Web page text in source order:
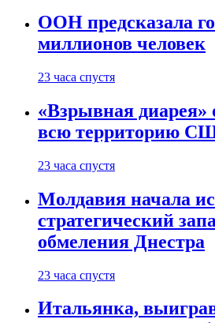
ООН предсказала
миллионов человек
23 часа спустя
«Взрывная диарея»
всю территорию
23 часа спустя
Молдавия начала
стратегический
обмеления Днестра
23 часа спустя
Итальянка,